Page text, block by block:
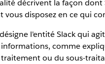
décrivent la façon
disposez en ce qui
l'entité Slack qui
comme
ou du sous-